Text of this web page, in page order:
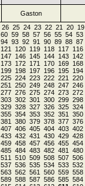
Gaston
19
20
21
22
23
24
25
26
53
54
55
56
57
58
59
60
87
88
89
90
91
92
93
94
116
117
118
119
120
121
142
143
144
145
146
147
168
169
170
171
172
173
194
195
196
197
198
199
220
221
222
223
224
225
246
247
248
249
250
251
272
273
274
275
276
277
298
299
300
301
302
303
324
325
326
327
328
329
350
351
352
353
354
355
376
377
378
379
380
381
402
403
404
405
406
407
428
429
430
431
432
433
454
455
456
457
458
459
480
481
482
483
484
485
506
507
508
509
510
511
532
533
534
535
536
537
558
559
560
561
562
563
584
585
586
587
588
589